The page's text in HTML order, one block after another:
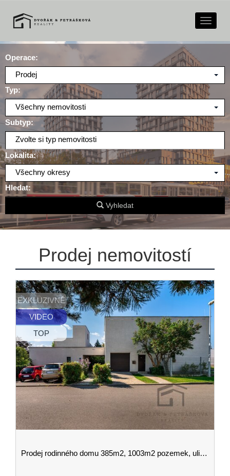
Operace:
Prodej
Typ:
Všechny nemovitosti
Subtyp:
Zvolte si typ nemovitosti
Lokalita:
Všechny okresy
Hledat:
Vyhledat
Prodej nemovitostí
EXKLUZIVNĚ
VIDEO
TOP
Prodej rodinného domu 385m2, 1003m2 pozemek, ulice Ke hrádku, Kunratice